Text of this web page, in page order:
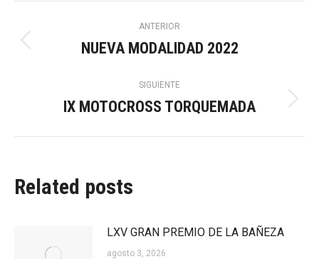
Navegación
entre
publicaciones
ANTERIOR
Publicación
NUEVA MODALIDAD 2022
SIGUIENTE
Publicación
IX MOTOCROSS TORQUEMADA
Related posts
LXV GRAN PREMIO DE LA BAÑEZA
agosto 3, 2026